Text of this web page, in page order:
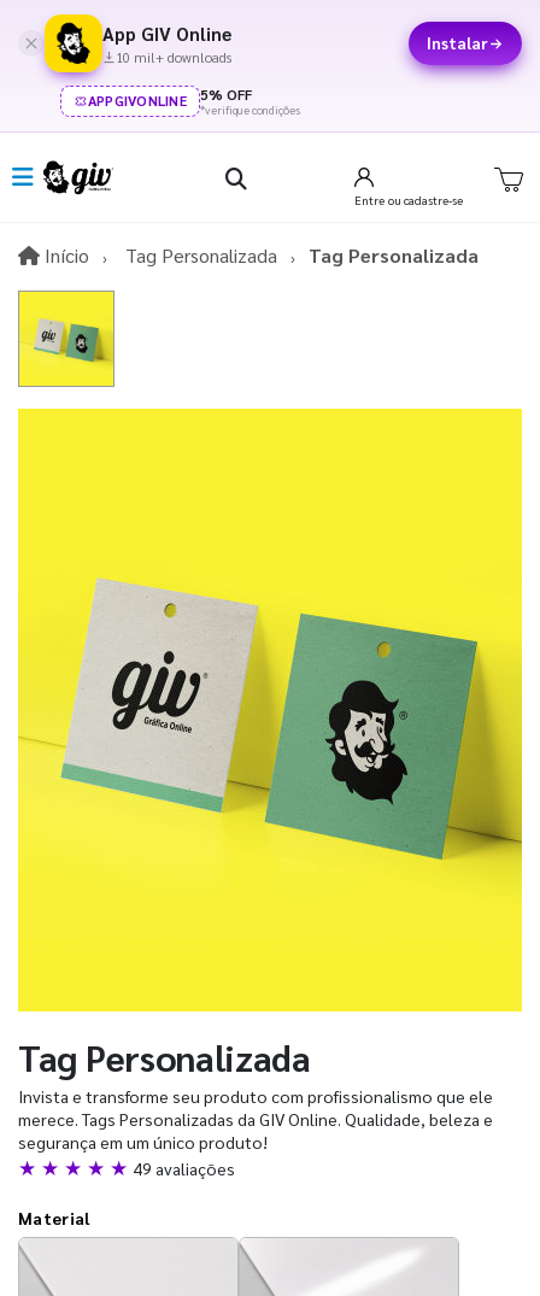
App GIV Online
10 mil+ downloads
Instalar
APPGIVONLINE 5% OFF
*verifique condições
Entre ou cadastre-se
Início InícioTag Personalizada Tag Personalizada
Tag Personalizada
Invista e transforme seu produto com profissionalismo que ele
merece. Tags Personalizadas da GIV Online. Qualidade, beleza e
segurança em um único produto!
★ ★ ★ ★ ★ 49 avaliações
Material